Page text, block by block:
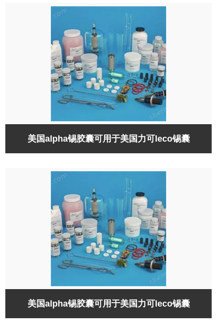
美国alpha锡胶囊可用于美国力可leco锡囊
美国alpha锡胶囊可用于美国力可leco锡囊